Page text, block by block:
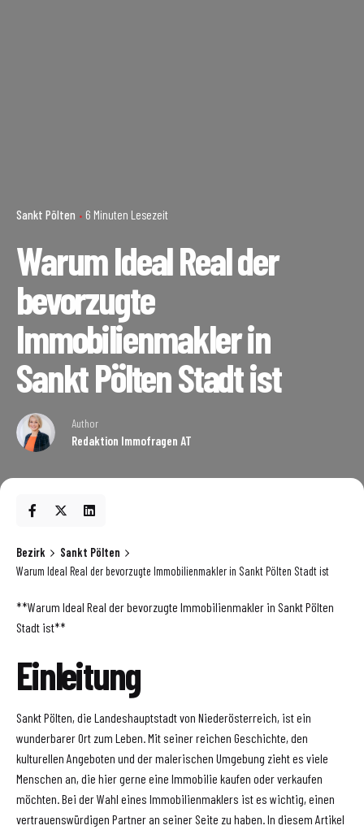
Sankt Pölten 6 Minuten Lesezeit
Warum Ideal Real der
bevorzugte
Immobilienmakler in
Sankt Pölten Stadt ist
Author
Redaktion Immofragen AT
Bezirk
Sankt Pölten
Warum Ideal Real der bevorzugte Immobilienmakler in Sankt Pölten Stadt ist
**Warum Ideal Real der bevorzugte Immobilienmakler in Sankt Pölten
Stadt ist**
Einleitung
Sankt Pölten, die Landeshauptstadt von Niederösterreich, ist ein
wunderbarer Ort zum Leben. Mit seiner reichen Geschichte, den
kulturellen Angeboten und der malerischen Umgebung zieht es viele
Menschen an, die hier gerne eine Immobilie kaufen oder verkaufen
möchten. Bei der Wahl eines Immobilienmaklers ist es wichtig, einen
vertrauenswürdigen Partner an seiner Seite zu haben. In diesem Artikel